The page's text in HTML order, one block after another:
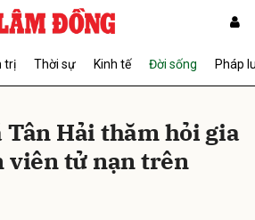
trị Thời sự Kinh tế Đời sống Pháp
Tân Hải thăm hỏi gia
viên tử nạn trên